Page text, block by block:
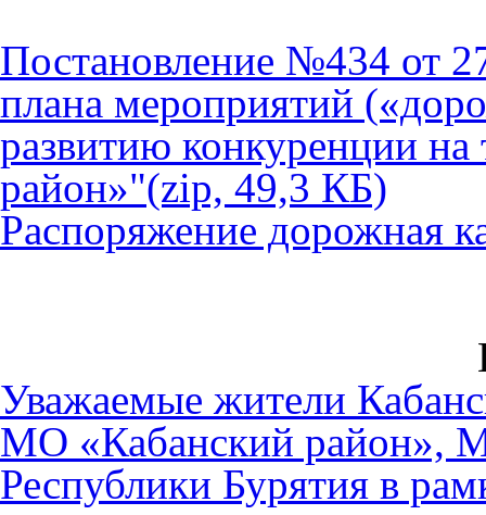
Постановление №434 от
плана мероприятий
развитию конкуренции
район»"(zip, 49,3 КБ)
Распоряжение дорожная
Уважаемые жители
МО «Кабанский район»,
Республики Бурятия в